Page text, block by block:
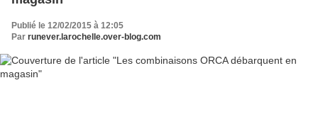
Publié le 12/02/2015 à 12:05
Par runever.larochelle.over-blog.com